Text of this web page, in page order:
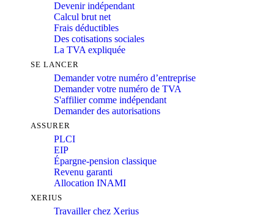
Devenir indépendant
Calcul brut net
Frais déductibles
Des cotisations sociales
La TVA expliquée
SE LANCER
Demander votre numéro d’entreprise
Demander votre numéro de TVA
S'affilier comme indépendant
Demander des autorisations
ASSURER
PLCI
EIP
Épargne-pension classique
Revenu garanti
Allocation INAMI
XERIUS
Travailler chez Xerius